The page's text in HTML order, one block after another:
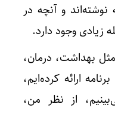
نوشته‌اند و آنچه در
زیادی وجود دارد.
بهداشت، درمان،
ارائه کرده‌ایم،
از نظر من،